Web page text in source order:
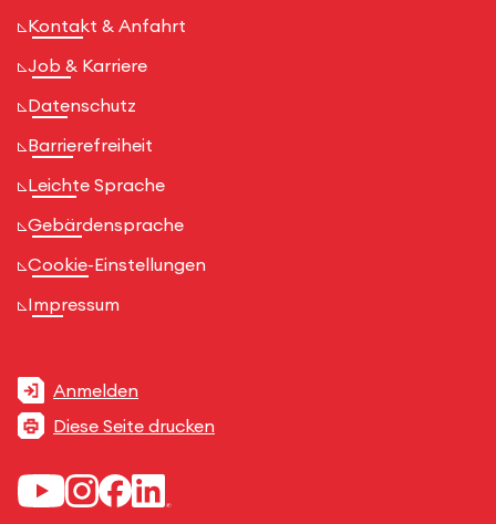
Kontakt & Anfahrt
Job & Karriere
Datenschutz
Barrierefreiheit
Leichte Sprache
Gebärdensprache
Cookie-Einstellungen
Impressum
Anmelden
Diese Seite drucken